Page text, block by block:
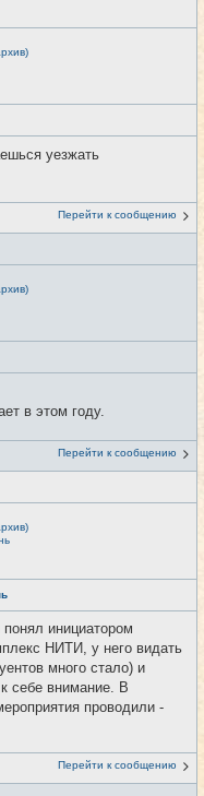
уезжать
Перейти к сообщению
в этом году.
Перейти к сообщению
инициатором
НИТИ, у него видать
много стало) и
себе внимание. В
проводили -
Перейти к сообщению